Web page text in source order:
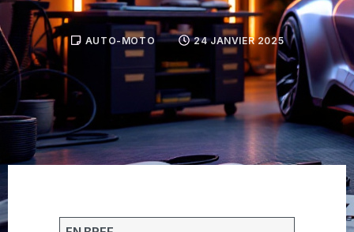
AUTO-MOTO 24 JANVIER 2025